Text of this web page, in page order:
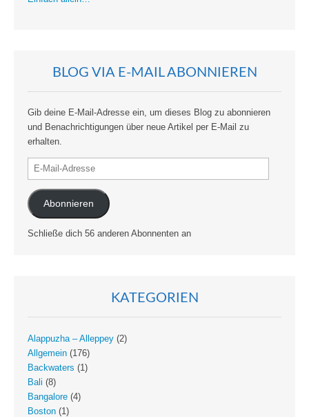
BLOG VIA E-MAIL ABONNIEREN
Gib deine E-Mail-Adresse ein, um dieses Blog zu abonnieren
und Benachrichtigungen über neue Artikel per E-Mail zu
erhalten.
E-
Mail-
Adresse
Abonnieren
Schließe dich 56 anderen Abonnenten an
KATEGORIEN
Alappuzha – Alleppey (2)
Allgemein (176)
Backwaters (1)
Bali (8)
Bangalore (4)
Boston (1)